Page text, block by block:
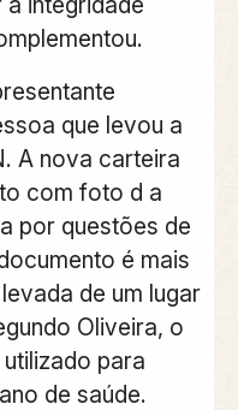
que levou a
A nova carteira
com foto d a
por questões de
é mais
de um lugar
Oliveira, o
para
de saúde.